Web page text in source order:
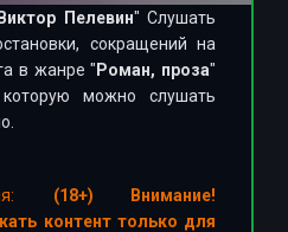
Пелевин" Слушать
сокращений на
в жанре " Роман, проза"
можно слушать
(18+) Внимание!
контент только для